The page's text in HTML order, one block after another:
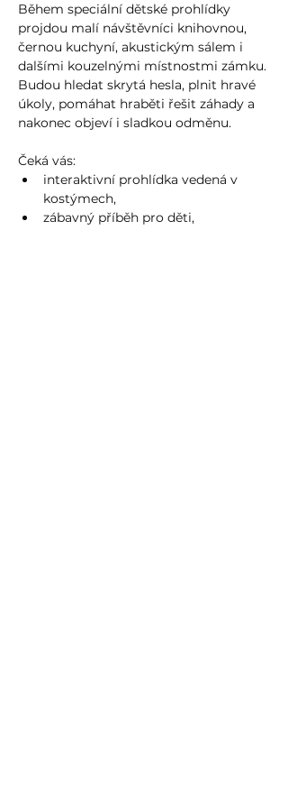
Během speciální dětské prohlídky
projdou malí návštěvníci knihovnou,
černou kuchyní, akustickým sálem i
dalšími kouzelnými místnostmi zámku.
Budou hledat skrytá hesla, plnit hravé
úkoly, pomáhat hraběti řešit záhady a
nakonec objeví i sladkou odměnu.
Čeká vás:
interaktivní prohlídka vedená v
kostýmech,
zábavný příběh pro děti,